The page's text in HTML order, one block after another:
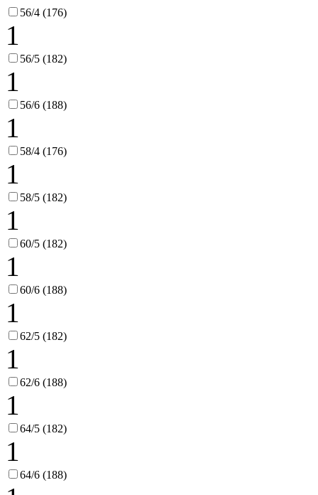
56/4 (176)
1
56/5 (182)
1
56/6 (188)
1
58/4 (176)
1
58/5 (182)
1
60/5 (182)
1
60/6 (188)
1
62/5 (182)
1
62/6 (188)
1
64/5 (182)
1
64/6 (188)